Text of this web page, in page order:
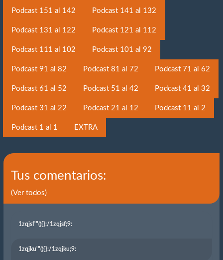
Podcast 151 al 142 Podcast 141 al 132
Podcast 131 al 122 Podcast 121 al 112
Podcast 111 al 102 Podcast 101 al 92
Podcast 91 al 82 Podcast 81 al 72 Podcast 71 al 62
Podcast 61 al 52 Podcast 51 al 42 Podcast 41 al 32
Podcast 31 al 22 Podcast 21 al 12 Podcast 11 al 2
Podcast 1 al 1 EXTRA
Tus comentarios:
(Ver todos)
1zqjsf'"(){}:/1zqjsf;9:
1zqjku'"(){}:/1zqjku;9: